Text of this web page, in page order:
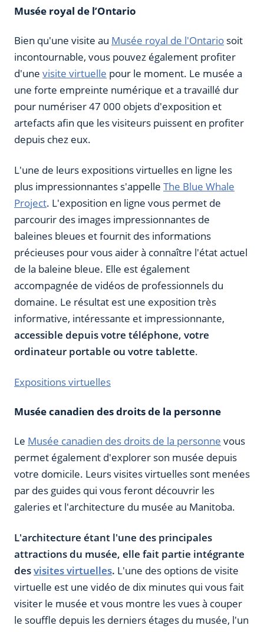
Musée royal de l’Ontario
Bien qu'une visite au Musée royal de l'Ontario soit
incontournable, vous pouvez également profiter
d'une visite virtuelle pour le moment. Le musée a
une forte empreinte numérique et a travaillé dur
pour numériser 47 000 objets d'exposition et
artefacts afin que les visiteurs puissent en profiter
depuis chez eux.
L'une de leurs expositions virtuelles en ligne les
plus impressionnantes s'appelle The Blue Whale
Project. L'exposition en ligne vous permet de
parcourir des images impressionnantes de
baleines bleues et fournit des informations
précieuses pour vous aider à connaître l'état actuel
de la baleine bleue. Elle est également
accompagnée de vidéos de professionnels du
domaine. Le résultat est une exposition très
informative, intéressante et impressionnante,
accessible depuis votre téléphone, votre
ordinateur portable ou votre tablette.
Expositions virtuelles
Musée canadien des droits de la personne
Le Musée canadien des droits de la personne vous
permet également d'explorer son musée depuis
votre domicile. Leurs visites virtuelles sont menées
par des guides qui vous feront découvrir les
galeries et l'architecture du musée au Manitoba.
L'architecture étant l'une des principales
attractions du musée, elle fait partie intégrante
desvisites virtuelles. L'une des options de visite
virtuelle est une vidéo de dix minutes qui vous fait
visiter le musée et vous montre les vues à couper
le souffle depuis les derniers étages du musée, l'un